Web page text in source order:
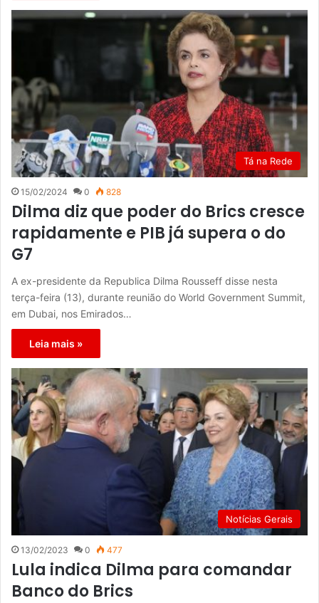
Tá na Rede
15/02/2024 0 828
Dilma diz que poder do Brics cresce
rapidamente e PIB já supera o do
G7
A ex-presidente da Republica Dilma Rousseff disse nesta
terça-feira (13), durante reunião do World Government Summit,
em Dubai, nos Emirados…
Leia mais »
Notícias Gerais
13/02/2023 0 477
Lula indica Dilma para comandar
Banco do Brics